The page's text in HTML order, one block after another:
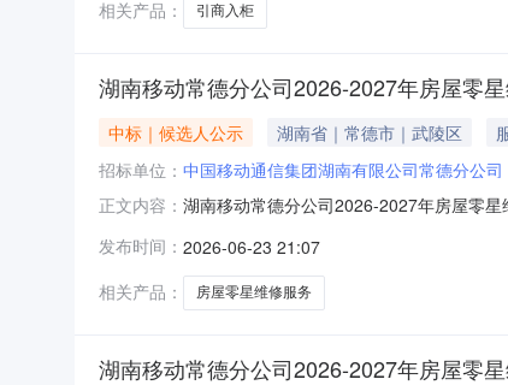
相关产品：
引商入柜
湖南移动常德分公司2026-2027年房屋零
中标｜候选人公示 湖南省｜常德市｜武陵区
招标单位： 中国移动通信集团湖南有限公司常德分公司
正文内容： 湖南移动常德分公司2026-2027年房屋零
发布时间： 2026-06-23 21:07
相关产品：
房屋零星维修服务
湖南移动常德分公司2026-2027年房屋零